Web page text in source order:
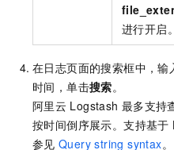
进行开启。
在日志页面的搜索框中，
时间，单击搜索。
阿里云 Logstash 最多支持
按时间倒序展示。支持基于
参见 Query string syntax。